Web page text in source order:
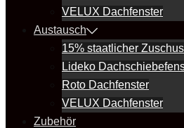
VELUX Dachfenster
Austausch
15% staatlicher
Lideko
Roto Dachfenster
VELUX Dachfenster
Zubehör